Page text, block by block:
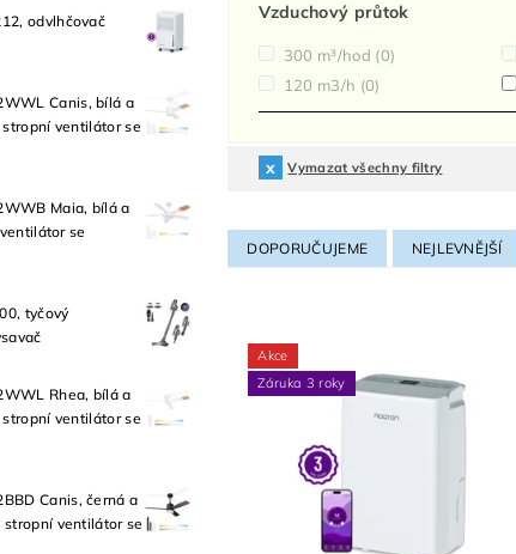
odvlhčovač
Canis, bílá a
ventilátor se
Maia, bílá a
se
tyčový
Rhea, bílá a
ventilátor se
Canis, černá a
stropní ventilátor se
Vzduchový průtok
300 m³/hod (0)
120 m3/h (0)
Vymazat všechny filtry
DOPORUČUJEME NEJLEVNĚJŠÍ
Akce
Záruka 3 roky